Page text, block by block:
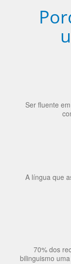
Ser fluente
A língua que
70% dos
bilinguismo